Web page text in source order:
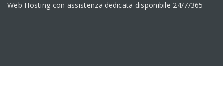
Web Hosting con assistenza dedicata disponibile 24/7/365